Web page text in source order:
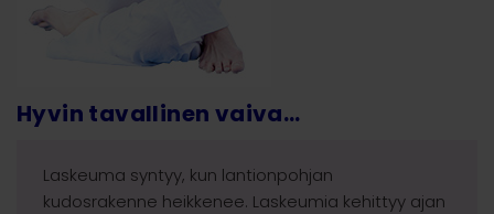
Hyvin tavallinen vaiva…
Laskeuma syntyy, kun lantionpohjan
kudosrakenne heikkenee. Laskeumia kehittyy ajan